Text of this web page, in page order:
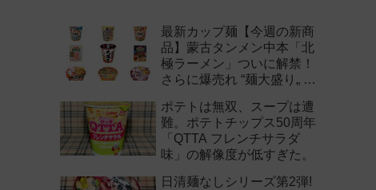
最新カップ麺【今週の新商
品】蒙古タンメン中本「北
極ラーメン」ついに解禁！
さらに爆売れ “麺大盛り„ シ
作まとめ！
ポテトは無双、スープは遭
難。ポテトチップス50周年
「QTTA フレンチサラダ
味」の解像度が低すぎた。
日清麺なしシリーズ第2弾!